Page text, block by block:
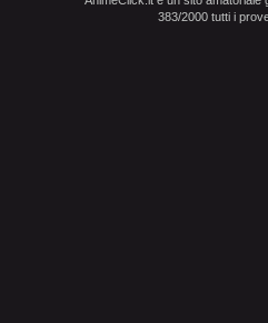
383/2000 tutti i